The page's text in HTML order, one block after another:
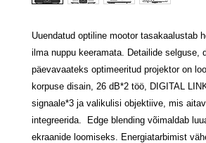
Uuendatud optiline mootor tasakaalustab
ilma nuppu keeramata. Detailide selguse,
päevavaateks optimeeritud projektor on
korpuse disain, 26 dB*2 töö, DIGITAL
signaale*3 ja valikulisi objektiive, mis
integreerida. Edge blending võimaldab
ekraanide loomiseks. Energiatarbimist